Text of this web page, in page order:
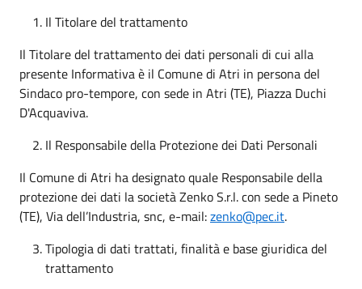
Il Titolare del trattamento
Il Titolare del trattamento dei dati personali di cui alla
presente Informativa è il Comune di Atri in persona del
Sindaco pro-tempore, con sede in Atri (TE), Piazza Duchi
D'Acquaviva.
Il Responsabile della Protezione dei Dati Personali
Il Comune di Atri ha designato quale Responsabile della
protezione dei dati la società Zenko S.r.l. con sede a Pineto
(TE), Via dell’Industria, snc, e-mail:zenko@pec.it.
Tipologia di dati trattati, finalità e base giuridica del
trattamento